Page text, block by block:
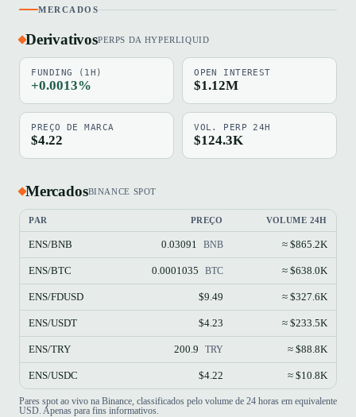
MERCADOS
DerivativosPERPS DA HYPERLIQUID
FUNDING (1H)
+0.0013%
OPEN INTEREST
$1.12M
PREÇO DE MARCA
$4.22
VOL. PERP 24H
$124.3K
MercadosBINANCE SPOT
PAR PREÇO VOLUME 24H
ENS/BNB 0.03091 BNB ≈ $865.2K
ENS/BTC 0.0001035 BTC ≈ $638.0K
ENS/FDUSD $9.49 ≈ $327.6K
ENS/USDT $4.23 ≈ $233.5K
ENS/TRY 200.9 TRY ≈ $88.8K
ENS/USDC $4.22 ≈ $10.8K
Pares spot ao vivo na Binance, classificados pelo volume de 24 horas em equivalente
USD. Apenas para fins informativos.